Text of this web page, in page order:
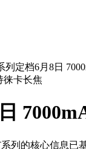
列定档6月8日
列的核心信息